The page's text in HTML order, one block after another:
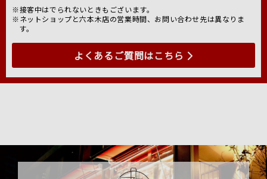
※接客中はでられないときもございます。
※ネットショップと六本木店の営業時間、お問い合わせ先は異なりま
す。
よくあるご質問はこちら